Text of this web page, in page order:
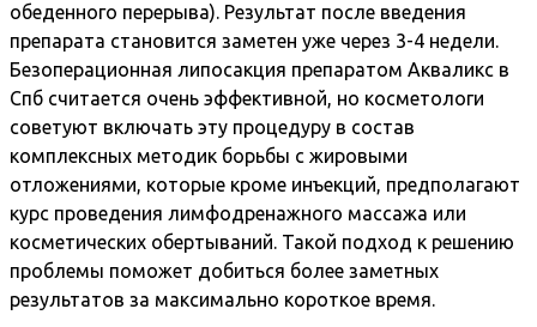
обеденного перерыва). Результат после введения
препарата становится заметен уже через 3-4 недели.
Безоперационная липосакция препаратом Акваликс в
Спб считается очень эффективной, но косметологи
советуют включать эту процедуру в состав
комплексных методик борьбы с жировыми
отложениями, которые кроме инъекций, предполагают
курс проведения лимфодренажного массажа или
косметических обертываний. Такой подход к решению
проблемы поможет добиться более заметных
результатов за максимально короткое время.